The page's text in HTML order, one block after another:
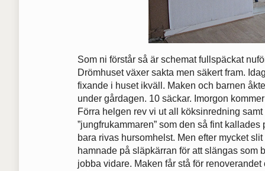
Som ni förstår så är schemat fullspäckat
Drömhuset växer sakta men säkert fram.
fixande i huset ikväll. Maken och barnen
under gårdagen. 10 säckar. Imorgon
Förra helgen rev vi ut all köksinredning
”jungfrukammaren” som den så fint kallades
bara rivas hursomhelst. Men efter mycket
hamnade på släpkärran för att slängas som
jobba vidare. Maken får stå för